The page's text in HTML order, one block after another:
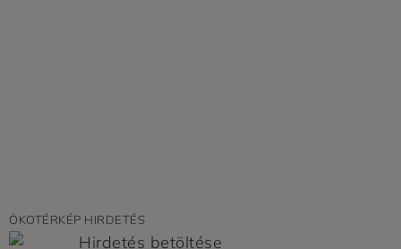
ÖKOTÉRKÉP HIRDETÉS